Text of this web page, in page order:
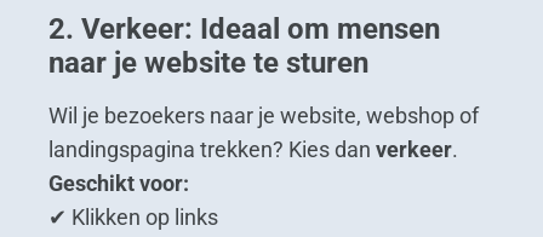
2. Verkeer: Ideaal om mensen
naar je website te sturen
Wil je bezoekers naar je website, webshop of
landingspagina trekken? Kies dan verkeer.
Geschikt voor:
✔ Klikken op links